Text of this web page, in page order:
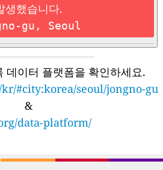
생했습니다.
gu, Seoul
데이터 플랫폼을 확인하세요.
#city:korea/seoul/jongno-gu
&
data-platform/